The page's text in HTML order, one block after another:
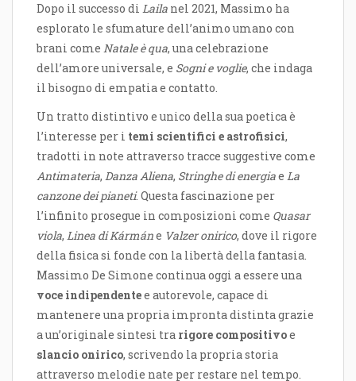
Dopo il successo di Laila nel 2021, Massimo ha
esplorato le sfumature dell’animo umano con
brani come Natale è qua, una celebrazione
dell’amore universale, e Sogni e voglie, che indaga
il bisogno di empatia e contatto.
Un tratto distintivo e unico della sua poetica è
l’interesse per i temi scientifici e astrofisici,
tradotti in note attraverso tracce suggestive come
Antimateria, Danza Aliena, Stringhe di energiae La
canzone dei pianeti. Questa fascinazione per
l’infinito prosegue in composizioni come Quasar
viola, Linea di Kármáne Valzer onirico, dove il rigore
della fisica si fonde con la libertà della fantasia.
Massimo De Simone continua oggi a essere una
voce indipendentee autorevole, capace di
mantenere una propria impronta distinta grazie
a un’originale sintesi tra rigore compositivoe
slancio onirico, scrivendo la propria storia
attraverso melodie nate per restare nel tempo.